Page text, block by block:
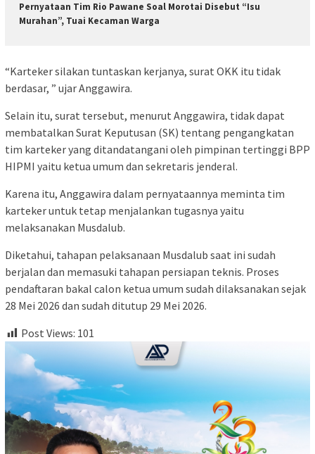
Pernyataan Tim Rio Pawane Soal Morotai Disebut “Isu
Murahan”, Tuai Kecaman Warga
“Karteker silakan tuntaskan kerjanya, surat OKK itu tidak
berdasar, ” ujar Anggawira.
Selain itu, surat tersebut, menurut Anggawira, tidak dapat
membatalkan Surat Keputusan (SK) tentang pengangkatan
tim karteker yang ditandatangani oleh pimpinan tertinggi BPP
HIPMI yaitu ketua umum dan sekretaris jenderal.
Karena itu, Anggawira dalam pernyataannya meminta tim
karteker untuk tetap menjalankan tugasnya yaitu
melaksanakan Musdalub.
Diketahui, tahapan pelaksanaan Musdalub saat ini sudah
berjalan dan memasuki tahapan persiapan teknis. Proses
pendaftaran bakal calon ketua umum sudah dilaksanakan sejak
28 Mei 2026 dan sudah ditutup 29 Mei 2026.
Post Views: 101